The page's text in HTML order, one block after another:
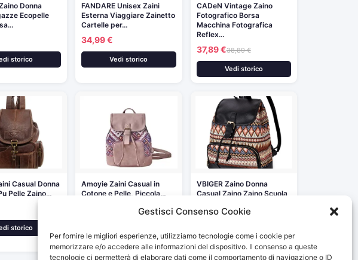
Gestisci Consenso Cookie
Per fornire le migliori esperienze, utilizziamo tecnologie come i cookie per
memorizzare e/o accedere alle informazioni del dispositivo. Il consenso a queste
tecnologie ci permetterà di elaborare dati come il comportamento di navigazione o ID
Donna
Ecopelle
storico
FANDARE Unisex Zaini
Esterna Viaggiare Zainetto
Cartelle per…
34,99 €
Vedi storico
CADeN Vintage Zaino
Fotografico Borsa
Macchina Fotografica
Reflex…
37,89 €38,89 €
Vedi storico
Casual Donna
Pelle Zaino…
storico
Amoyie Zaini Casual in
Cotone e Pelle, Piccola…
VBIGER Zaino Donna
Casual Zaino Zaino Scuola
25,99 €
Vedi storico